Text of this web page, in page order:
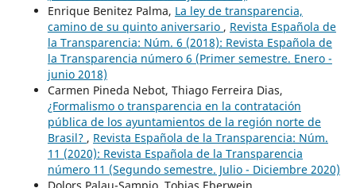
Enrique Benitez Palma, La ley de transparencia,
camino de su quinto aniversario , Revista Española de
la Transparencia: Núm. 6 (2018): Revista Española de
la Transparencia número 6 (Primer semestre. Enero -
junio 2018)
Carmen Pineda Nebot, Thiago Ferreira Dias,
¿Formalismo o transparencia en la contratación
pública de los ayuntamientos de la región norte de
Brasil? , Revista Española de la Transparencia: Núm.
11 (2020): Revista Española de la Transparencia
número 11 (Segundo semestre. Julio - Diciembre 2020)